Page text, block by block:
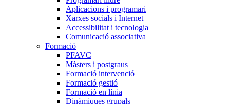
Aplicacions i programari
Xarxes socials i Internet
Accessibilitat i tecnologia
Comunicació associativa
Formació
PFAVC
Màsters i postgraus
Formació intervenció
Formació gestió
Formació en línia
Dinàmiques grupals